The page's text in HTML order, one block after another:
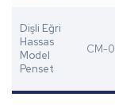
Dişli Eğri
Hassas
Model
Penset
CM-